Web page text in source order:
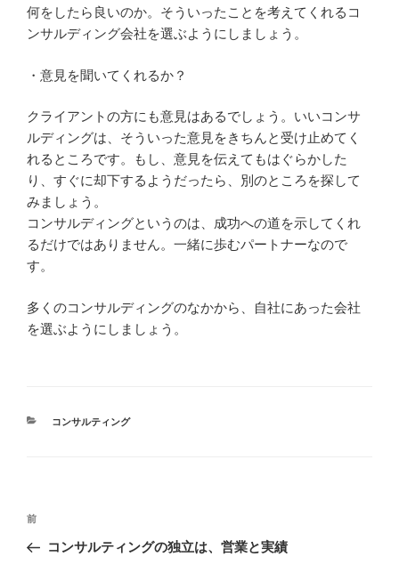
何をしたら良いのか。そういったことを考えてくれるコ
ンサルディング会社を選ぶようにしましょう。
・意見を聞いてくれるか？
クライアントの方にも意見はあるでしょう。いいコンサ
ルディングは、そういった意見をきちんと受け止めてく
れるところです。もし、意見を伝えてもはぐらかした
り、すぐに却下するようだったら、別のところを探して
みましょう。
コンサルディングというのは、成功への道を示してくれ
るだけではありません。一緒に歩むパートナーなので
す。
多くのコンサルディングのなかから、自社にあった会社
を選ぶようにしましょう。
カ
コンサルティング
投
ナ
前
の
前
コンサルティングの独立は、営業と実績